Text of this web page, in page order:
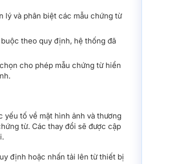
lý và phân biệt các mẫu chứng từ
theo quy định, hệ thống đã
cho phép mẫu chứng từ hiển
tố về mặt hình ảnh và thương
từ. Các thay đổi sẽ được cập
định hoặc nhấn tải lên từ thiết bị